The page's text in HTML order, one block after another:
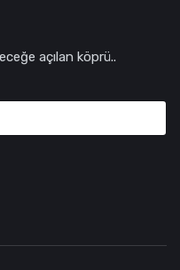
açılan köprü..